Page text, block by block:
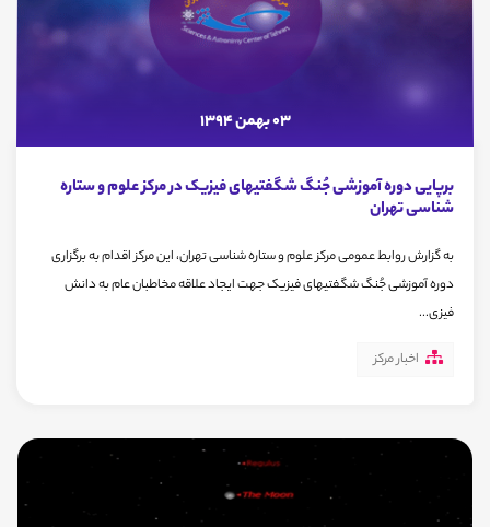
03 بهمن 1394
برپایی دوره آموزشی جُنگ شگفتیهای فیزیک در مرکز علوم و ستاره
شناسی تهران
به گزارش روابط عمومی مرکز علوم و ستاره شناسی تهران، این مرکز اقدام به برگزاری
دوره آموزشی جُنگ شگفتیهای فیزیک جهت ایجاد علاقه مخاطبان عام به دانش
فیزی...
اخبار مرکز